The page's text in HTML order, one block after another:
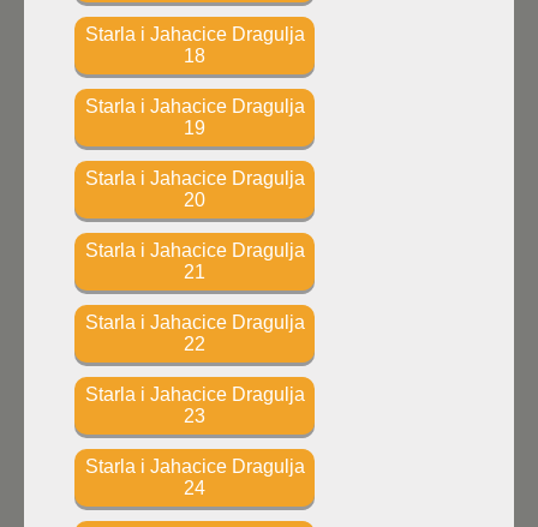
Starla i Jahacice Dragulja
18
Starla i Jahacice Dragulja
19
Starla i Jahacice Dragulja
20
Starla i Jahacice Dragulja
21
Starla i Jahacice Dragulja
22
Starla i Jahacice Dragulja
23
Starla i Jahacice Dragulja
24